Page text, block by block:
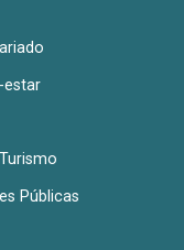
estar
Públicas